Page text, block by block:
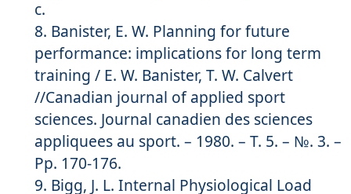
с.
Banister, E. W. Planning for future
performance: implications for long term
training / E. W. Banister, T. W. Calvert
//Canadian journal of applied sport
sciences. Journal canadien des sciences
appliquees au sport. – 1980. – Т. 5. – №. 3. –
Pp. 170-176.
Bigg, J. L. Internal Physiological Load